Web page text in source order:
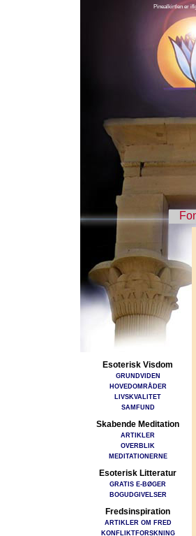
Pinealkirtlen er
Esoterisk Visdom
GRUNDVIDEN
HOVEDOMRÅDER
LIVSKVALITET
SAMFUND
Skabende Meditation
ARTIKLER
OVERBLIK
MEDITATIONERNE
Esoterisk Litteratur
GRATIS E-BØGER
BOGUDGIVELSER
Fredsinspiration
ARTIKLER OM FRED
KONFLIKTFORSKNING